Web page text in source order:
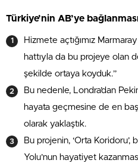
Türkiye’nin AB’ye
Hizmete açtığımız
hattıyla da bu projeye olan
şekilde ortaya koyduk.”
Bu nedenle, Londra’dan
hayata geçmesine de en
olarak yaklaştık.
Bu projenin, ‘Orta
Yolu’nun hayatiyet